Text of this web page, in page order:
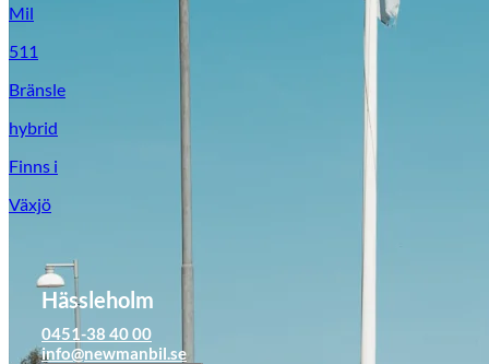
Mil
511
Bränsle
hybrid
Finns i
Växjö
Hässleholm
0451-38 40 00
info@newmanbil.se